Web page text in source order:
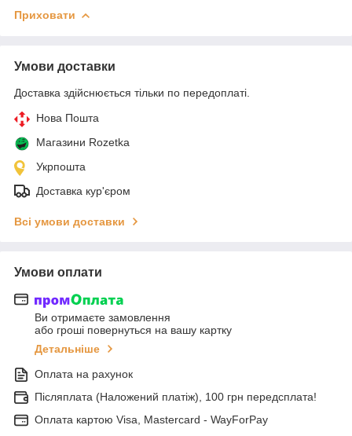
Приховати
Умови доставки
Доставка здійснюється тільки по передоплаті.
Нова Пошта
Магазини Rozetka
Укрпошта
Доставка кур'єром
Всі умови доставки
Умови оплати
Ви отримаєте замовлення
або гроші повернуться на вашу картку
Детальніше
Оплата на рахунок
Післяплата (Наложений платіж), 100 грн передсплата!
Оплата картою Visa, Mastercard - WayForPay